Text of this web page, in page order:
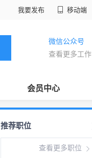
我要发布 移动端
微信公众号
查看更多工作
会员中心
推荐职位
查看更多职位